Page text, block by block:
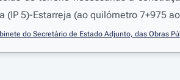
5)-Estarreja (ao quilómetro 7+975
do Secretário de Estado Adjunto, das Obras